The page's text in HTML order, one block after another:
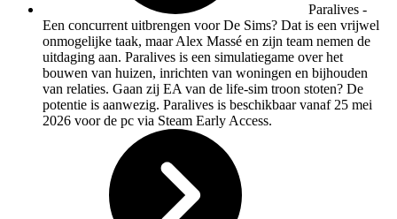
Paralives -
Een concurrent uitbrengen voor De Sims? Dat is een vrijwel
onmogelijke taak, maar Alex Massé en zijn team nemen de
uitdaging aan. Paralives is een simulatiegame over het
bouwen van huizen, inrichten van woningen en bijhouden
van relaties. Gaan zij EA van de life-sim troon stoten? De
potentie is aanwezig. Paralives is beschikbaar vanaf 25 mei
2026 voor de pc via Steam Early Access.